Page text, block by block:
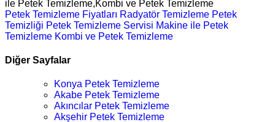
ile Petek Temizleme,Kombi ve Petek Temizleme
Petek Temizleme Fiyatları Radyatör Temizleme Petek
Temizliği Petek Temizleme Servisi Makine ile Petek
Temizleme Kombi ve Petek Temizleme
Diğer Sayfalar
Konya Petek Temizleme
Akabe Petek Temizleme
Akıncılar Petek Temizleme
Akşehir Petek Temizleme